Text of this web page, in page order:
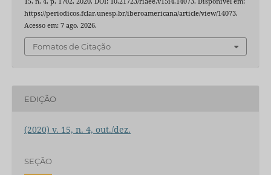
https://periodicos.fclar.unesp.br/iberoamericana/article/view/14073.
Acesso em: 7 ago. 2026.
Fomatos de Citação
EDIÇÃO
(2020) v. 15, n. 4, out./dez.
SEÇÃO